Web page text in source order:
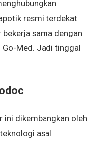
resmi terdekat
sama dengan
Go-Med. Jadi tinggal
ini dikembangkan oleh
asal